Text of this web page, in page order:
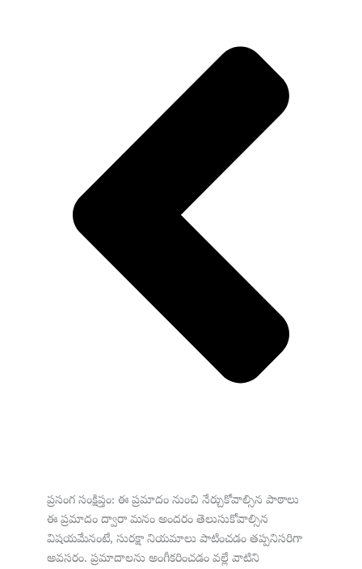
ప్రసంగ సంక్షిప్తం: ఈ ప్రమాదం నుంచి నేర్చుకోవాల్సిన పాఠాలు
ఈ ప్రమాదం ద్వారా మనం అందరం తెలుసుకోవాల్సిన
విషయమేనంటే, సురక్షా నియమాలు పాటించడం తప్పనిసరిగా
అవసరం. ప్రమాదాలను అంగీకరించడం వల్లే వాటిని